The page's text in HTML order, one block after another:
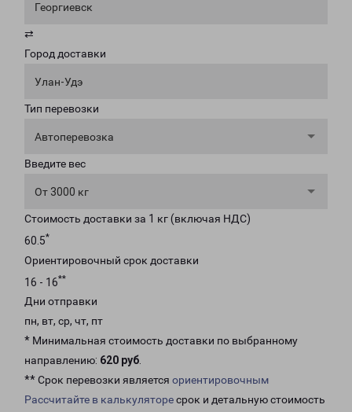
Георгиевск
⇄
Город доставки
Улан-Удэ
Тип перевозки
Автоперевозка
Введите вес
От 3000 кг
Стоимость доставки за 1 кг (включая НДС)
60.5*
Ориентировочный срок доставки
16 - 16**
Дни отправки
пн, вт, ср, чт, пт
* Минимальная стоимость доставки по выбранному
направлению: 620 руб.
** Срок перевозки является ориентировочным
Рассчитайте в калькуляторесрок и детальную стоимость